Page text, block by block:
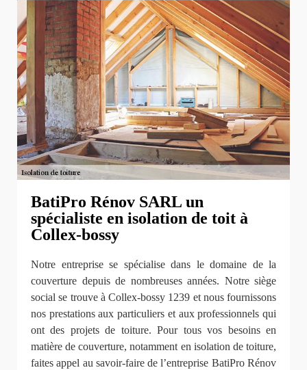
BatiPro Rénov SARL un
spécialiste en isolation de toit à
Collex-bossy
Notre entreprise se spécialise dans le domaine de la
couverture depuis de nombreuses années. Notre siège
social se trouve à Collex-bossy 1239 et nous fournissons
nos prestations aux particuliers et aux professionnels qui
ont des projets de toiture. Pour tous vos besoins en
matière de couverture, notamment en isolation de toiture,
faites appel au savoir-faire de l’entreprise BatiPro Rénov